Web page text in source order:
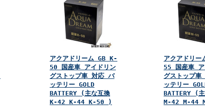
アクアドリーム GB K-
50 国産車 アイドリン
グストップ車 対応 バ
ッテリー GOLD
BATTERY (主な互換
K-42 K-44 K-50 )
アクアドリー
55 国産車 ア
グストップ
ッテリー
BATTERY (
M-42 M-44